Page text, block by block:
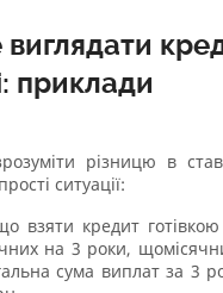
приклади
різницю в
ситуації:
взяти кредит
на 3 роки,
сума виплат за 3